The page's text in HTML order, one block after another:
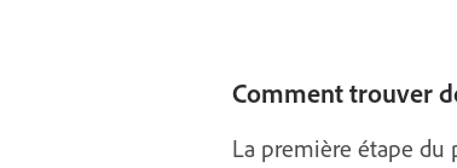
Comment trouver
La première étape du